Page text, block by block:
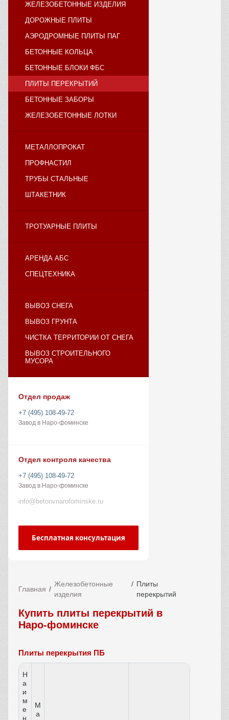
ЖЕЛЕЗОБЕТОННЫЕ ИЗДЕЛИЯ
ДОРОЖНЫЕ ПЛИТЫ
АЭРОДРОМНЫЕ ПЛИТЫ ПАГ
БЕТОННЫЕ КОЛЬЦА
БЕТОННЫЕ БЛОКИ ФБС
ПЛИТЫ ПЕРЕКРЫТИЙ
БЕТОННЫЕ ЗАБОРЫ
ЖЕЛЕЗОБЕТОННЫЕ ЛОТКИ
МЕТАЛЛОПРОКАТ
ПРОФНАСТИЛ
ТРУБЫ СТАЛЬНЫЕ
ШТАКЕТНИК
ТРОТУАРНЫЕ ПЛИТЫ
АРЕНДА АБС
СПЕЦТЕХНИКА
ВЫВОЗ СНЕГА
ВЫВОЗ ГРУНТА
ЧИСТКА ТЕРРИТОРИИ ОТ СНЕГА
ВЫВОЗ СТРОИТЕЛЬНОГО
МУСОРА
Отдел продаж
+7 (495) 108-49-72
Завод в Наро-фоминске
Отдел контроля качества
+7 (495) 108-49-72
Завод в Наро-фоминске
info@betonvnarofominske.ru
Бесплатная консультация
Главная
Железобетонные
изделия
Плиты
перекрытий
Купить плиты перекрытий в
Наро-фоминске
Плиты перекрытия ПБ
Н
а
и
м
е
н
М
а